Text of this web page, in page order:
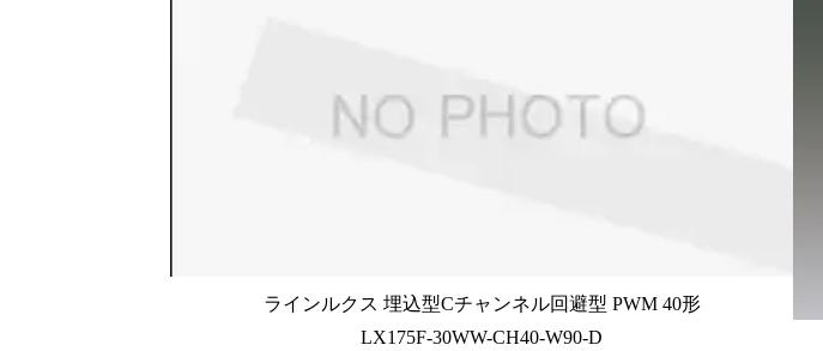
ラインルクス 埋込型Cチャンネル回避型 PWM 40形
LX175F-30WW-CH40-W90-D